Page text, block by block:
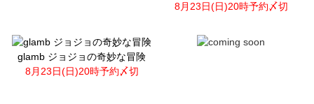
8月23日(日)20時予約〆切
glamb ジョジョの奇妙な冒険
8月23日(日)20時予約〆切